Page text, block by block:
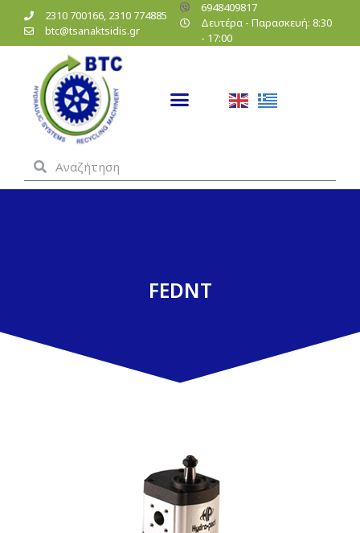
2310 700166, 2310 774885
btc@tsanaktsidis.gr
6948409817
Δευτέρα - Παρασκευή: 8:30
- 17:00
FEDNT